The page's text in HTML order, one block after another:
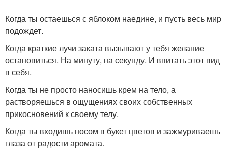
Когда ты остаешься с яблоком наедине, и пусть весь мир
подождет.
Когда краткие лучи заката вызывают у тебя желание
остановиться. На минуту, на секунду. И впитать этот вид
в себя.
Когда ты не просто наносишь крем на тело, а
растворяешься в ощущениях своих собственных
прикосновений к своему телу.
Когда ты входишь носом в букет цветов и зажмуриваешь
глаза от радости аромата.